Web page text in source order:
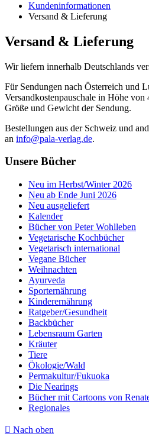
Kundeninformationen
Versand & Lieferung
Versand & Lieferung
Wir liefern innerhalb Deutschlands
Für Sendungen nach Österreich und
Versandkostenpauschale in Höhe
Größe und Gewicht der Sendung.
Bestellungen aus der Schweiz und
an info@pala-verlag.de.
Unsere Bücher
Neu im Herbst/Winter 2026
Neu ab Ende Juni 2026
Neu ausgeliefert
Kalender
Bücher von Peter Wohlleben
Vegetarische Kochbücher
Vegetarisch international
Vegane Bücher
Weihnachten
Ayurveda
Sporternährung
Kinderernährung
Ratgeber/Gesundheit
Backbücher
Lebensraum Garten
Kräuter
Tiere
Ökologie/Wald
Permakultur/Fukuoka
Die Nearings
Bücher mit Cartoons von
Regionales
Nach oben